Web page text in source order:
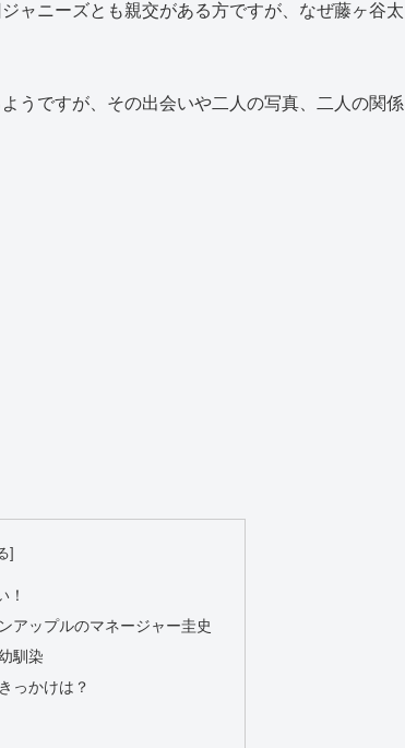
ャニーズとも親交がある方ですが、なぜ藤ヶ谷太
うですが、その出会いや二人の写真、二人の関係
！
アップルのマネージャー圭史
馴染
っかけは？